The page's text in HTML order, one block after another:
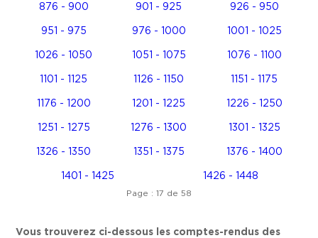
876 - 900 901 - 925 926 - 950
951 - 975 976 - 1000 1001 - 1025
1026 - 1050 1051 - 1075 1076 - 1100
1101 - 1125 1126 - 1150 1151 - 1175
1176 - 1200 1201 - 1225 1226 - 1250
1251 - 1275 1276 - 1300 1301 - 1325
1326 - 1350 1351 - 1375 1376 - 1400
1401 - 1425 1426 - 1448
Page : 17 de 58
Vous trouverez ci-dessous les comptes-rendus des